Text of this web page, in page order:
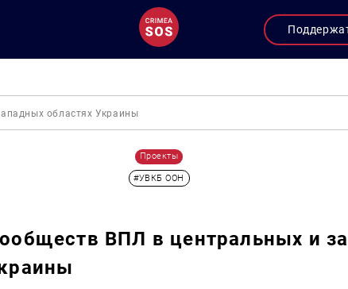
областях Украины
Проекты
#УВКБ ООН
ВПЛ в центральных и